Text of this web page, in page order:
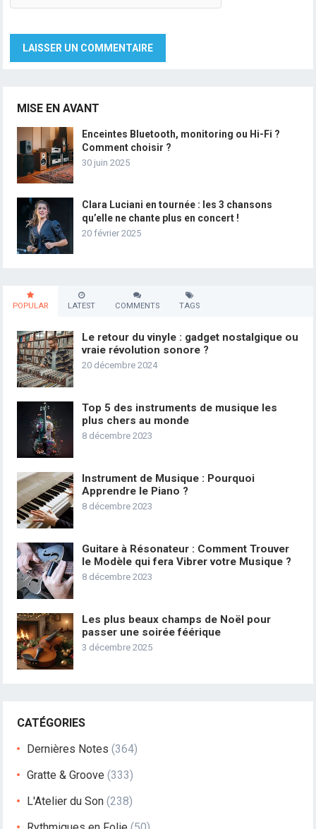
MISE EN AVANT
Enceintes Bluetooth, monitoring ou Hi-Fi ?
Comment choisir ?
30 juin 2025
Clara Luciani en tournée : les 3 chansons
qu’elle ne chante plus en concert !
20 février 2025
POPULAR LATEST COMMENTS TAGS
Le retour du vinyle : gadget nostalgique ou
vraie révolution sonore ?
20 décembre 2024
Top 5 des instruments de musique les
plus chers au monde
8 décembre 2023
Instrument de Musique : Pourquoi
Apprendre le Piano ?
8 décembre 2023
Guitare à Résonateur : Comment Trouver
le Modèle qui fera Vibrer votre Musique ?
8 décembre 2023
Les plus beaux champs de Noël pour
passer une soirée féérique
3 décembre 2025
CATÉGORIES
Dernières Notes (364)
Gratte & Groove (333)
L'Atelier du Son (238)